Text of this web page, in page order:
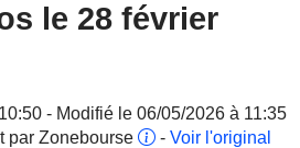
le 28 février
- Modifié le 06/05/2026 à 11:35
par Zonebourse
- Voir l'original